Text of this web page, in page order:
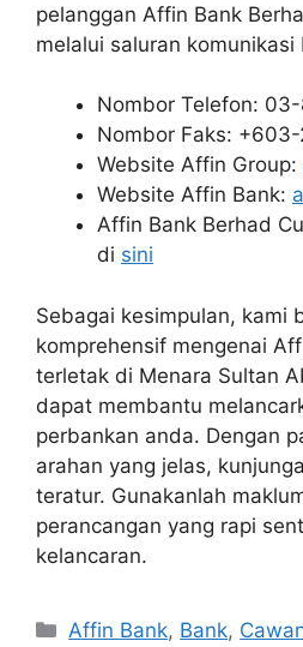
pelanggan Affin Bank
melalui saluran komunikasi
Nombor Telefon:
Nombor Faks:
Website Affin Group:
Website Affin Bank:
Affin Bank Berhad
di sini
Sebagai kesimpulan, kami
komprehensif mengenai
terletak di Menara Sultan
dapat membantu
perbankan anda. Dengan
arahan yang jelas,
teratur. Gunakanlah
perancangan yang rapi
kelancaran.
Categories
Affin Bank, Bank,